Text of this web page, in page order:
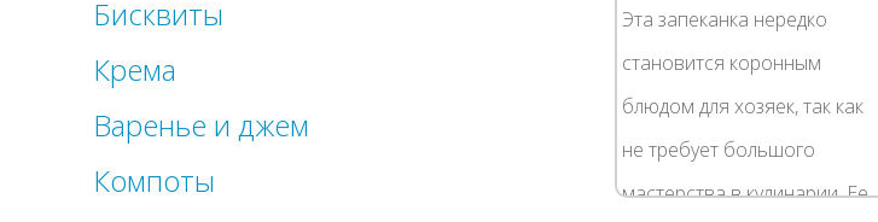
Бисквиты
Крема
Варенье и джем
Компоты
Эта запеканка нередко
становится коронным
блюдом для хозяек, так как
не требует большого
мастерства в кулинарии. Ее